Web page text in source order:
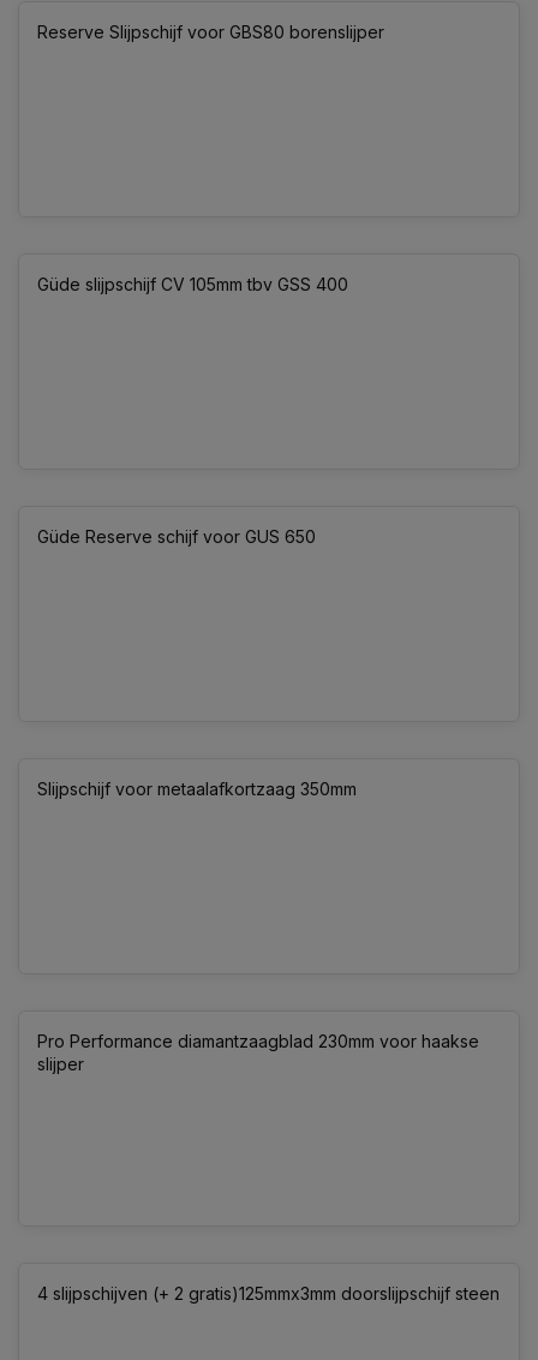
Reserve Slijpschijf voor GBS80 borenslijper
Güde slijpschijf CV 105mm tbv GSS 400
Güde Reserve schijf voor GUS 650
Slijpschijf voor metaalafkortzaag 350mm
Pro Performance diamantzaagblad 230mm voor haakse
slijper
4 slijpschijven (+ 2 gratis)125mmx3mm doorslijpschijf steen